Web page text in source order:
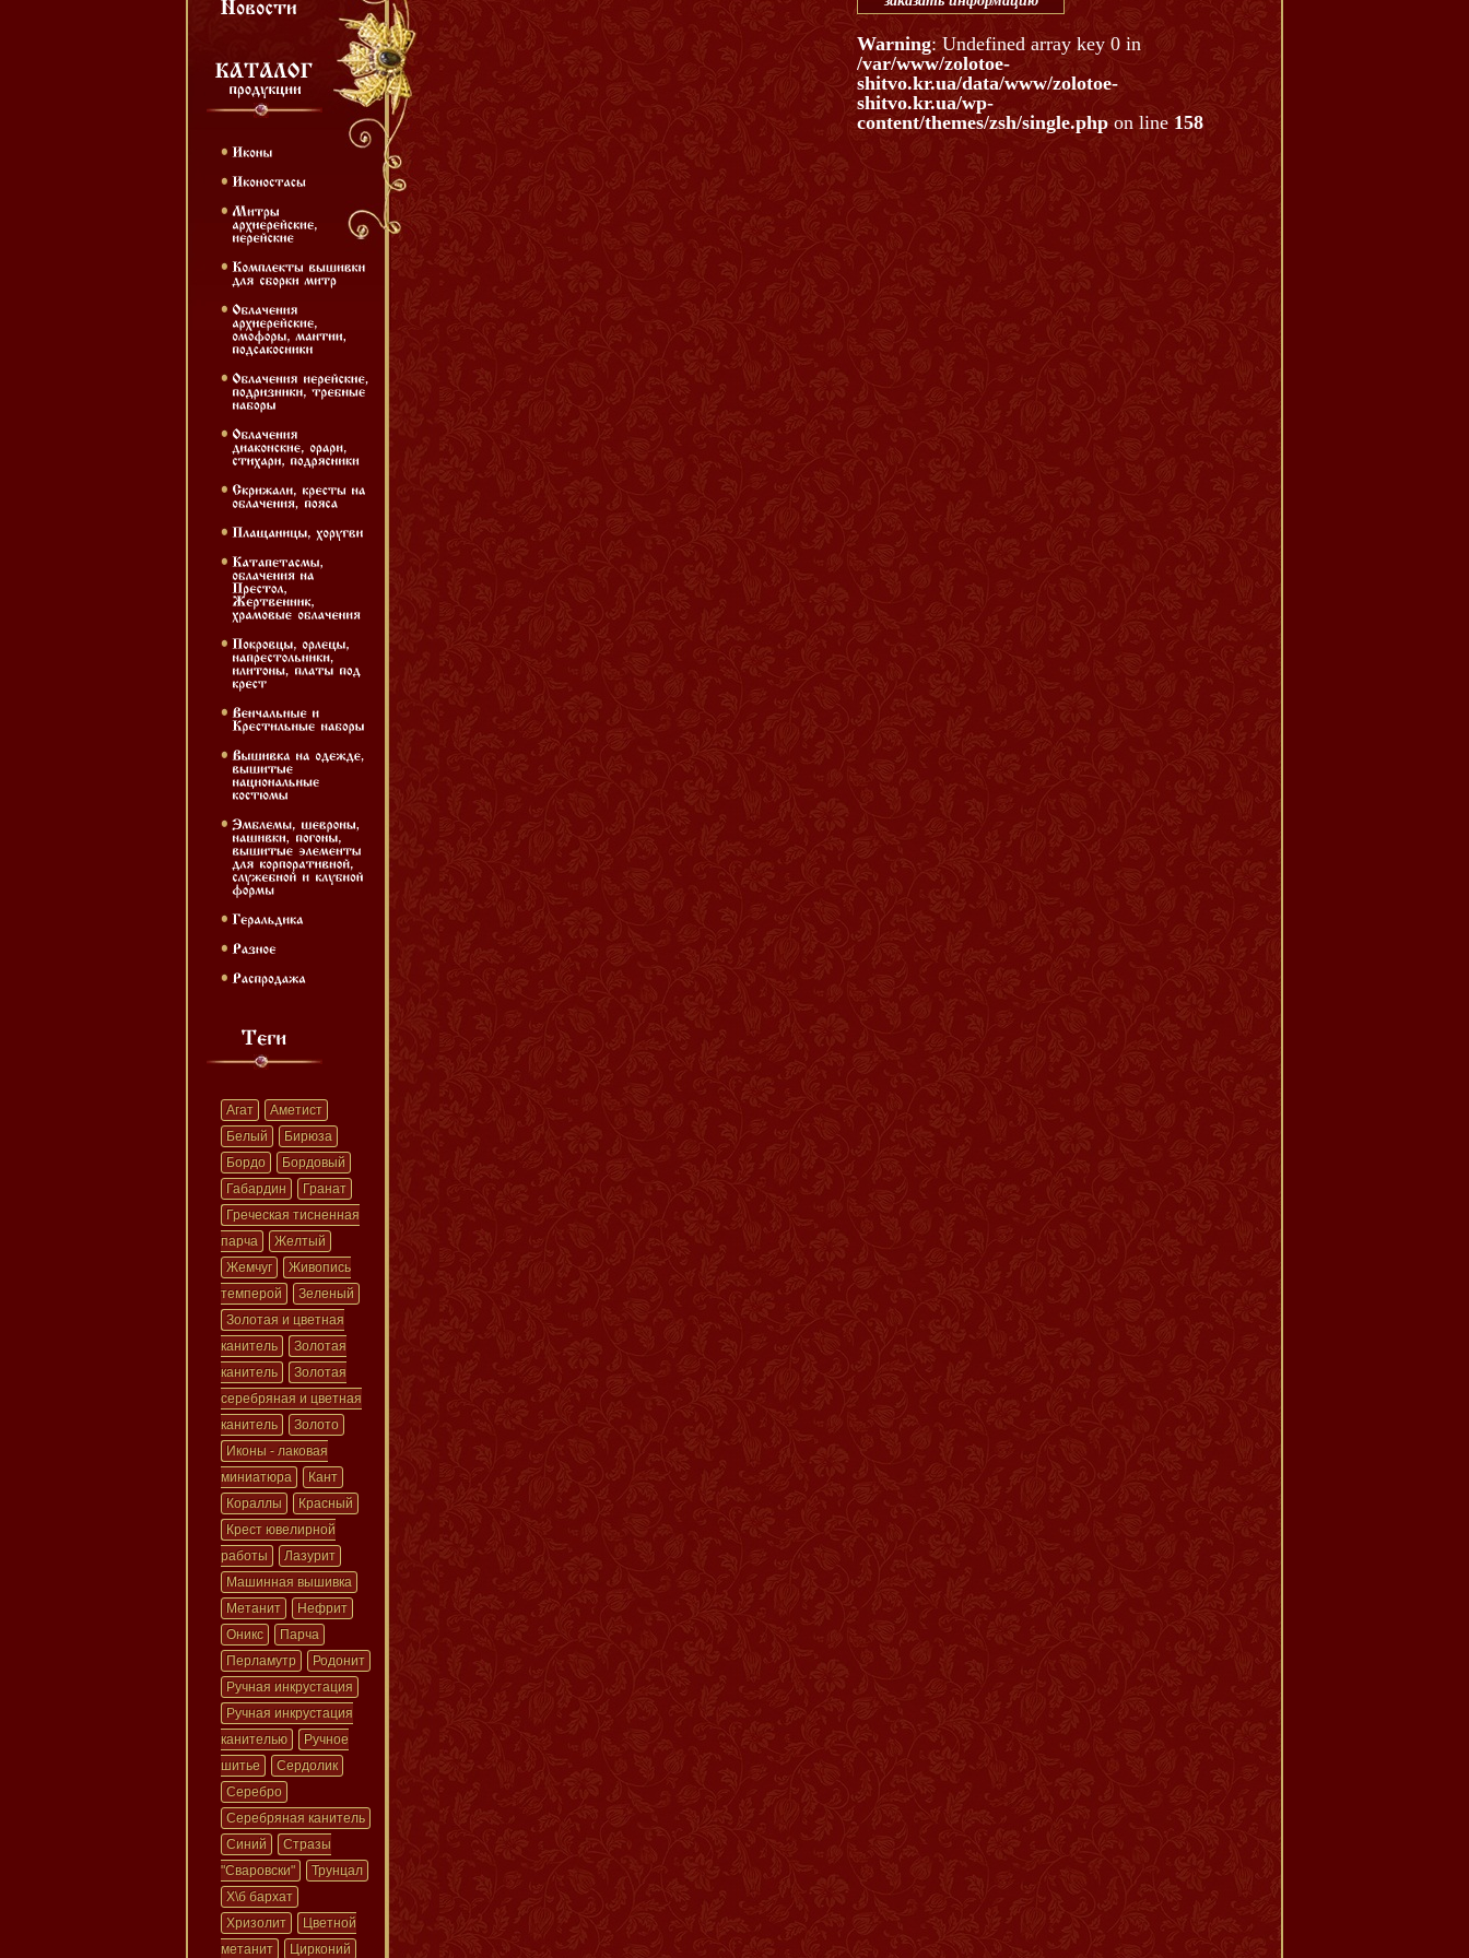
Агат
Аметист
Белый
Бирюза
Бордо
Бордовый
Габардин
Гранат
Греческая тисненная
парча
Желтый
Жемчуг
Живопись
темперой
Зеленый
Золотая и цветная
канитель
Золотая
канитель
Золотая
серебряная и цветная
канитель
Золото
Иконы - лаковая
миниатюра
Кант
Кораллы
Красный
Крест ювелирной
работы
Лазурит
Машинная вышивка
Метанит
Нефрит
Оникс
Парча
Перламутр
Родонит
Ручная инкрустация
Ручная инкрустация
канителью
Ручное
шитье
Сердолик
Серебро
Серебряная канитель
Синий
Стразы
"Сваровски"
Трунцал
Х\б бархат
Хризолит
Цветной
метанит
Цирконий
Warning: Undefined array key 0 in
/var/www/zolotoe-
shitvo.kr.ua/data/www/zolotoe-
shitvo.kr.ua/wp-
content/themes/zsh/single.php on line158